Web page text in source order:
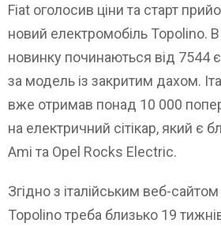
Fiat оголосив ціни та старт
новий електромобіль Topolino. В
новинку починаються від 7544
за модель із закритим дахом.
вже отримав понад 10 000
на електричний сітікар, який є
Ami та Opel Rocks Electric.
Згідно з італійським веб-сайтом
Topolino треба близько 19